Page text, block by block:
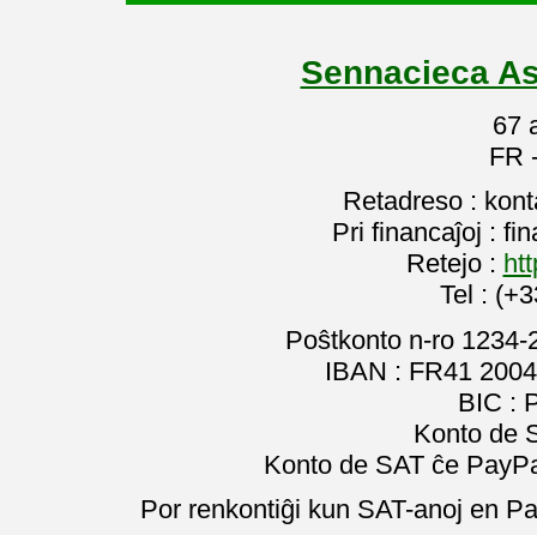
Sennacieca
67
FR
Retadreso :
Pri financaĵoj :
Retejo :
Tel :
Poŝtkonto n-ro
IBAN : FR41
BIC :
Konto de
Konto de SAT ĉe
Por renkontiĝi kun SAT-anoj en